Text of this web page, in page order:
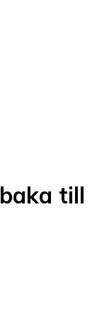
till